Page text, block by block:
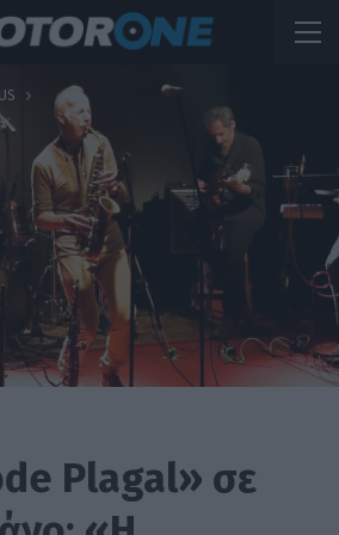
Plagal» σε